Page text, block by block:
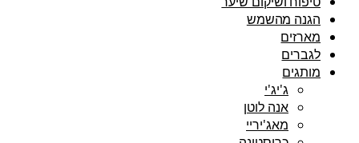
הגנה מהשמש
מארזים
לגברים
מותגים
ג'יג'י
אנה לוטן
מאג'יריי